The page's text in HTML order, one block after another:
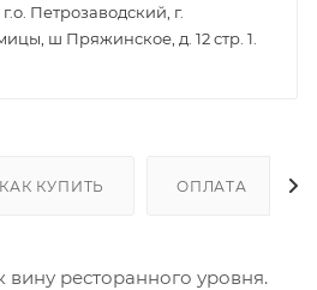
Петрозаводский, г.
ш Пряжинское, д. 12 стр. 1.
КАК КУПИТЬ ОПЛАТА
вину ресторанного уровня.